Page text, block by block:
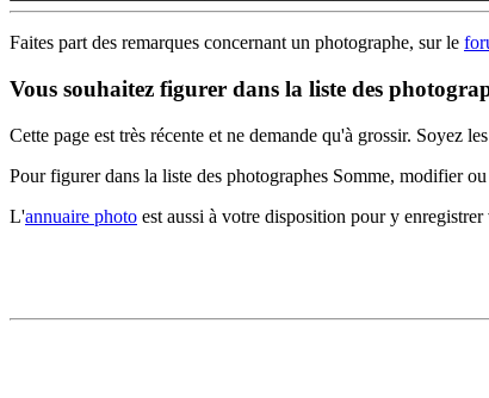
Faites part des remarques concernant un photographe, sur le
Vous souhaitez figurer dans la liste des
Cette page est très récente et ne demande qu'à grossir. Soyez
Pour figurer dans la liste des photographes Somme, modifier
L'annuaire photo est aussi à votre disposition pour y enregistrer